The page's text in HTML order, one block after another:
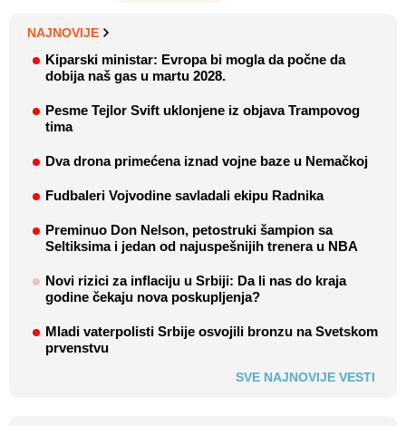
NAJNOVIJE
Kiparski ministar: Evropa bi mogla da počne da
dobija naš gas u martu 2028.
Pesme Tejlor Svift uklonjene iz objava Trampovog
tima
Dva drona primećena iznad vojne baze u Nemačkoj
Fudbaleri Vojvodine savladali ekipu Radnika
Preminuo Don Nelson, petostruki šampion sa
Seltiksima i jedan od najuspešnijih trenera u NBA
Novi rizici za inflaciju u Srbiji: Da li nas do kraja
godine čekaju nova poskupljenja?
Mladi vaterpolisti Srbije osvojili bronzu na Svetskom
prvenstvu
SVE NAJNOVIJE VESTI